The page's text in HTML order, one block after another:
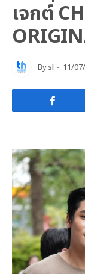
เจกต์
Bysl 11/